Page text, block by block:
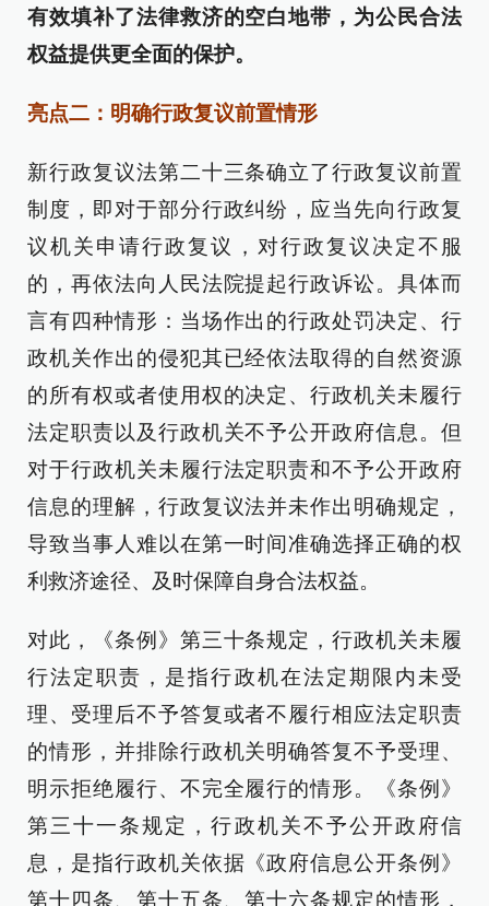
有效填补了法律救济的空白地带，为公民合法
权益提供更全面的保护。
亮点二：明确行政复议前置情形
新行政复议法第二十三条确立了行政复议前置
制度，即对于部分行政纠纷，应当先向行政复
议机关申请行政复议，对行政复议决定不服
的，再依法向人民法院提起行政诉讼。具体而
言有四种情形：当场作出的行政处罚决定、行
政机关作出的侵犯其已经依法取得的自然资源
的所有权或者使用权的决定、行政机关未履行
法定职责以及行政机关不予公开政府信息。但
对于行政机关未履行法定职责和不予公开政府
信息的理解，行政复议法并未作出明确规定，
导致当事人难以在第一时间准确选择正确的权
利救济途径、及时保障自身合法权益。
对此，《条例》第三十条规定，行政机关未履
行法定职责，是指行政机在法定期限内未受
理、受理后不予答复或者不履行相应法定职责
的情形，并排除行政机关明确答复不予受理、
明示拒绝履行、不完全履行的情形。《条例》
第三十一条规定，行政机关不予公开政府信
息，是指行政机关依据《政府信息公开条例》
第十四条、第十五条、第十六条规定的情形，